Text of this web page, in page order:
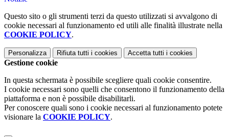
Questo sito o gli strumenti terzi da questo utilizzati si avvalgono di
cookie necessari al funzionamento ed utili alle finalità illustrate nella
COOKIE POLICY.
Personalizza Rifiuta tutti i cookies Accetta tutti i cookies
Gestione cookie
In questa schermata è possibile scegliere quali cookie consentire.
I cookie necessari sono quelli che consentono il funzionamento della
piattaforma e non è possibile disabilitarli.
Per conoscere quali sono i cookie necessari al funzionamento potete
visionare la COOKIE POLICY.